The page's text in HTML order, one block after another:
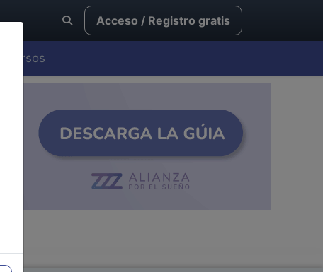
Acceso / Registro gratis
Cursos